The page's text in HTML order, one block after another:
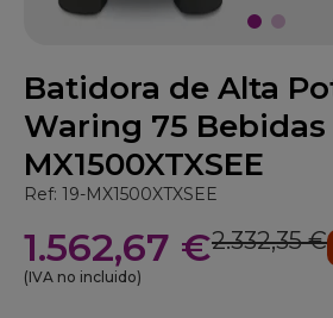
Batidora de Alta
Waring 75 Bebidas
MX1500XTXSEE
Ref: 19-MX1500XTXSEE
1.562,67 €2.332,35 €
(IVA no incluido)